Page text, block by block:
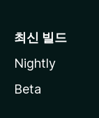
최신 빌드
Nightly
Beta